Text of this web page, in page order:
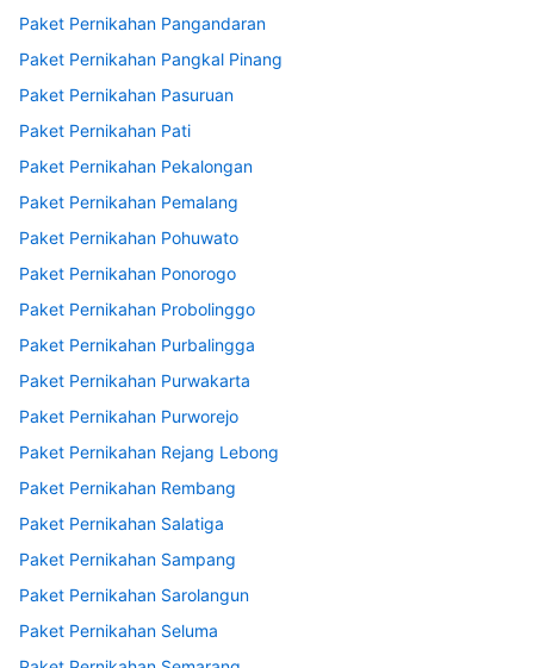
Paket Pernikahan Pangandaran
Paket Pernikahan Pangkal Pinang
Paket Pernikahan Pasuruan
Paket Pernikahan Pati
Paket Pernikahan Pekalongan
Paket Pernikahan Pemalang
Paket Pernikahan Pohuwato
Paket Pernikahan Ponorogo
Paket Pernikahan Probolinggo
Paket Pernikahan Purbalingga
Paket Pernikahan Purwakarta
Paket Pernikahan Purworejo
Paket Pernikahan Rejang Lebong
Paket Pernikahan Rembang
Paket Pernikahan Salatiga
Paket Pernikahan Sampang
Paket Pernikahan Sarolangun
Paket Pernikahan Seluma